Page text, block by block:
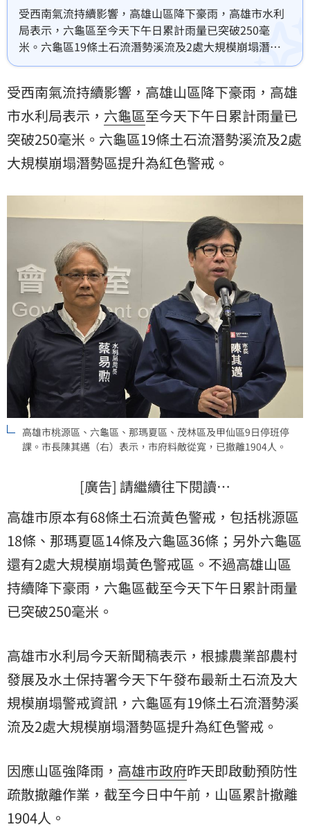
受西南氣流持續影響，高雄山區降下豪雨，高雄市水利
局表示，六龜區至今天下午日累計雨量已突破250毫
米。六龜區19條土石流潛勢溪流及2處大規模崩塌潛勢
區提升為紅色警戒。
受西南氣流持續影響，高雄山區降下豪雨， 高雄
市水利局表示， 六龜區至今天下午日累計雨量已
突破250毫米。六龜區19條土石流潛勢溪流及2處
大規模崩塌潛勢區提升為紅色警戒。
高雄市桃源區、六龜區、那瑪夏區、茂林區及甲仙區9日停班停
課。市長陳其邁（右）表示，市府料敵從寬，已撤離1904人。
[廣告] 請繼續往下閱讀…
高雄市原本有68條土石流黃色警戒，包括桃源區
18條、那瑪夏區14條及六龜區36條；另外六龜區
還有2處大規模崩塌黃色警戒區。不過高雄山區
持續降下豪雨，六龜區截至今天下午日累計雨量
已突破250毫米。
高雄市水利局今天新聞稿表示，根據農業部農村
發展及水土保持署今天下午發布最新土石流及大
規模崩塌警戒資訊，六龜區有19條土石流潛勢溪
流及2處大規模崩塌潛勢區提升為紅色警戒。
因應山區強降雨， 高雄市政府昨天即啟動預防性
疏散撤離作業，截至今日中午前，山區累計撤離
1904人。